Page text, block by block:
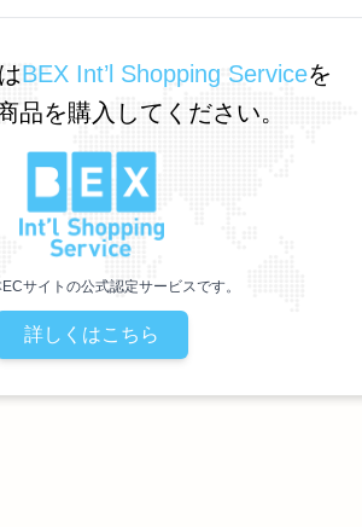
BEX Int’l Shopping Serviceを
品を購入してください。
サイトの公式認定サービスです。
詳しくはこちら